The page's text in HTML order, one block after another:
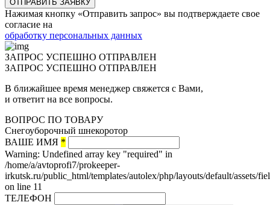
ОТПРАВИТЬ ЗАЯВКУ
Нажимая кнопку «Отправить запрос» вы подтверждаете свое
согласие на
обработку персональных данных
ЗАПРОС УСПЕШНО ОТПРАВЛЕН
ЗАПРОС УСПЕШНО ОТПРАВЛЕН
В ближайшее время менеджер свяжется с Вами,
и ответит на все вопросы.
ВОПРОС ПО ТОВАРУ
Снегоуборочный шнекоротор
ВАШЕ ИМЯ *
Warning: Undefined array key "required" in
/home/a/avtoprofi7/prokeeper-
irkutsk.ru/public_html/templates/autolex/php/layouts/default/assets/
on line 11
ТЕЛЕФОН